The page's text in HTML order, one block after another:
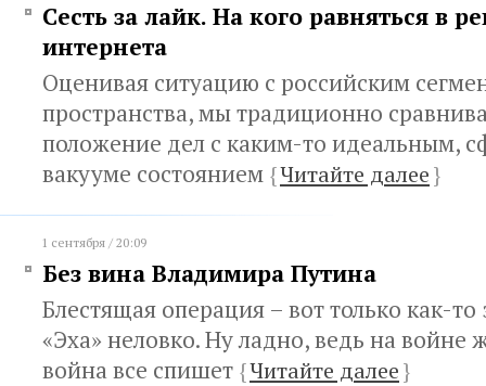
Сесть за лайк. На кого равняться в
интернета
Оценивая ситуацию с российским
пространства, мы традиционно
положение дел с каким-то идеальным,
вакууме состоянием {Читайте далее}
1 сентября / 20:09
Без вина Владимира Путина
Блестящая операция – вот только как-то
«Эха» неловко. Ну ладно, ведь на войне
война все спишет {Читайте далее}